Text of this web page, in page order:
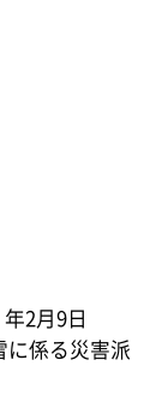
2月9日
に係る災害派